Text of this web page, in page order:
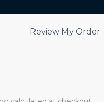
Review My Order